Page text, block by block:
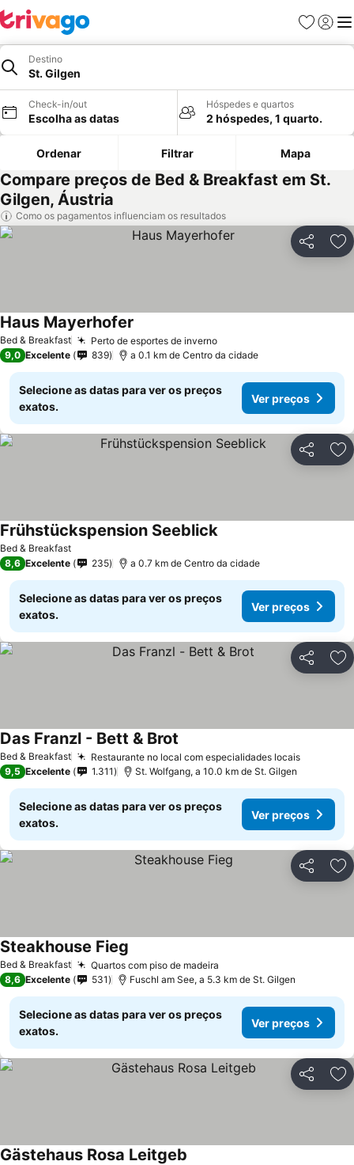
Favoritos
Iniciar
Destino
St. Gilgen
Check-in/out
Escolha as datas
Hóspedes e quartos
2 hóspedes, 1 quarto.
Ordenar Filtrar Mapa
Compare preços de Bed & Breakfast em St.
Gilgen, Áustria
Como os pagamentos influenciam os resultados
Partilhar
Bed & Breakfast Perto de esportes de inverno
Haus Mayerhofer
9,0 Excelente 839 a 0.1 km de Centro da cidade
Selecione as datas para ver os preços
exatos.
Ver preços
Partilhar
Bed & Breakfast
Frühstückspension Seeblick
8,6 Excelente 235 a 0.7 km de Centro da cidade
Selecione as datas para ver os preços
exatos.
Ver preços
Partilhar
Bed & Breakfast Restaurante no local com especialidades locais
Das Franzl - Bett & Brot
9,5 Excelente 1.311 St. Wolfgang, a 10.0 km de St. Gilgen
Selecione as datas para ver os preços
exatos.
Ver preços
Partilhar
Bed & Breakfast Quartos com piso de madeira
Steakhouse Fieg
8,6 Excelente 531 Fuschl am See, a 5.3 km de St. Gilgen
Selecione as datas para ver os preços
exatos.
Ver preços
Partilhar
Gästehaus Rosa Leitgeb